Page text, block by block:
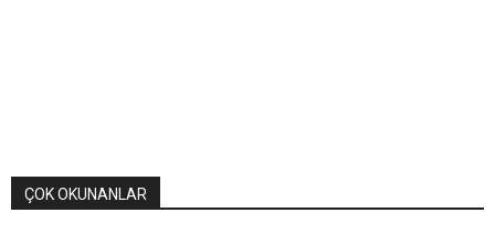
ÇOK OKUNANLAR